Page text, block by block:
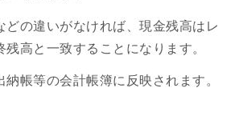
どの違いがなければ、現金残高はレ
高と一致することになります。
帳等の会計帳簿に反映されます。